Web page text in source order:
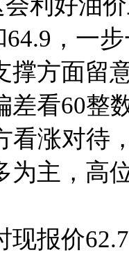
64.9，一
撑方面留
差看60整
看涨对待
为主，高
现报价